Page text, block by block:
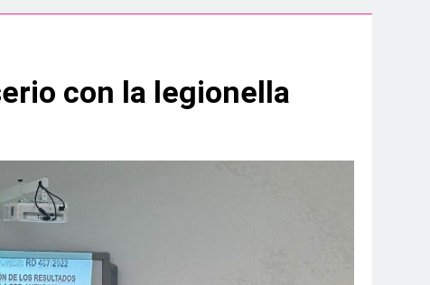
de España sub-19
1.200 deportistas de 30 países
infantiles del Parque Feria
convenio de colaboración
con la legionella